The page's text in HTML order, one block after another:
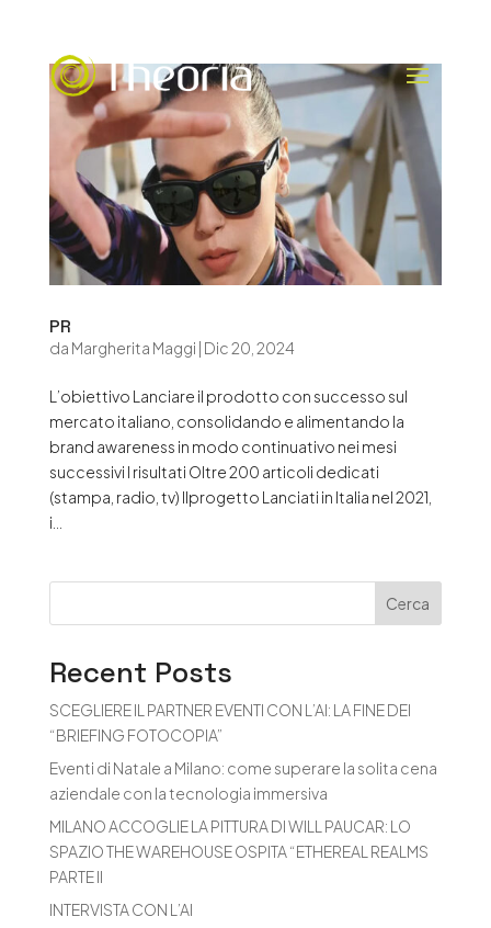
PR
da Margherita Maggi | Dic 20, 2024
L’obiettivo Lanciare il prodotto con successo sul
mercato italiano, consolidando e alimentando la
brand awareness in modo continuativo nei mesi
successivi I risultati Oltre 200 articoli dedicati
(stampa, radio, tv) Ilprogetto Lanciati in Italia nel 2021,
i...
Cerca
Recent Posts
SCEGLIERE IL PARTNER EVENTI CON L’AI: LA FINE DEI
“BRIEFING FOTOCOPIA”
Eventi di Natale a Milano: come superare la solita cena
aziendale con la tecnologia immersiva
MILANO ACCOGLIE LA PITTURA DI WILL PAUCAR: LO
SPAZIO THE WAREHOUSE OSPITA “ETHEREAL REALMS
PARTE II
INTERVISTA CON L’AI